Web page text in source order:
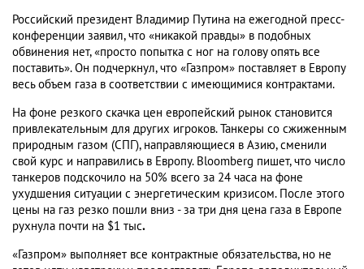
Российский президент Владимир Путина на ежегодной пресс-
конференции заявил, что «никакой правды» в подобных
обвинения нет, «просто попытка с ног на голову опять все
поставить». Он подчеркнул, что «Газпром» поставляет в Европу
весь объем газа в соответствии с имеющимися контрактами.
На фоне резкого скачка цен европейский рынок становится
привлекательным для других игроков. Танкеры со сжиженным
природным газом (СПГ), направляющиеся в Азию, сменили
свой курс и направились в Европу. Bloomberg пишет, что число
танкеров подскочило на 50% всего за 24 часа на фоне
ухудшения ситуации с энергетическим кризисом. После этого
цены на газ резко пошли вниз - за три дня цена газа в Европе
рухнула почти на $1 тыс.
«Газпром» выполняет все контрактные обязательства, но не